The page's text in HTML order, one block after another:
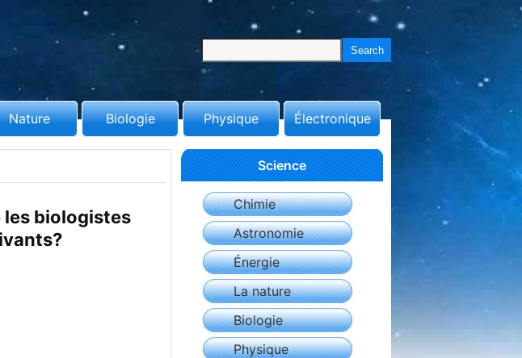
Nature Biologie Physique Électronique
les biologistes
Science
Chimie
Astronomie
Énergie
La nature
Biologie
Physique